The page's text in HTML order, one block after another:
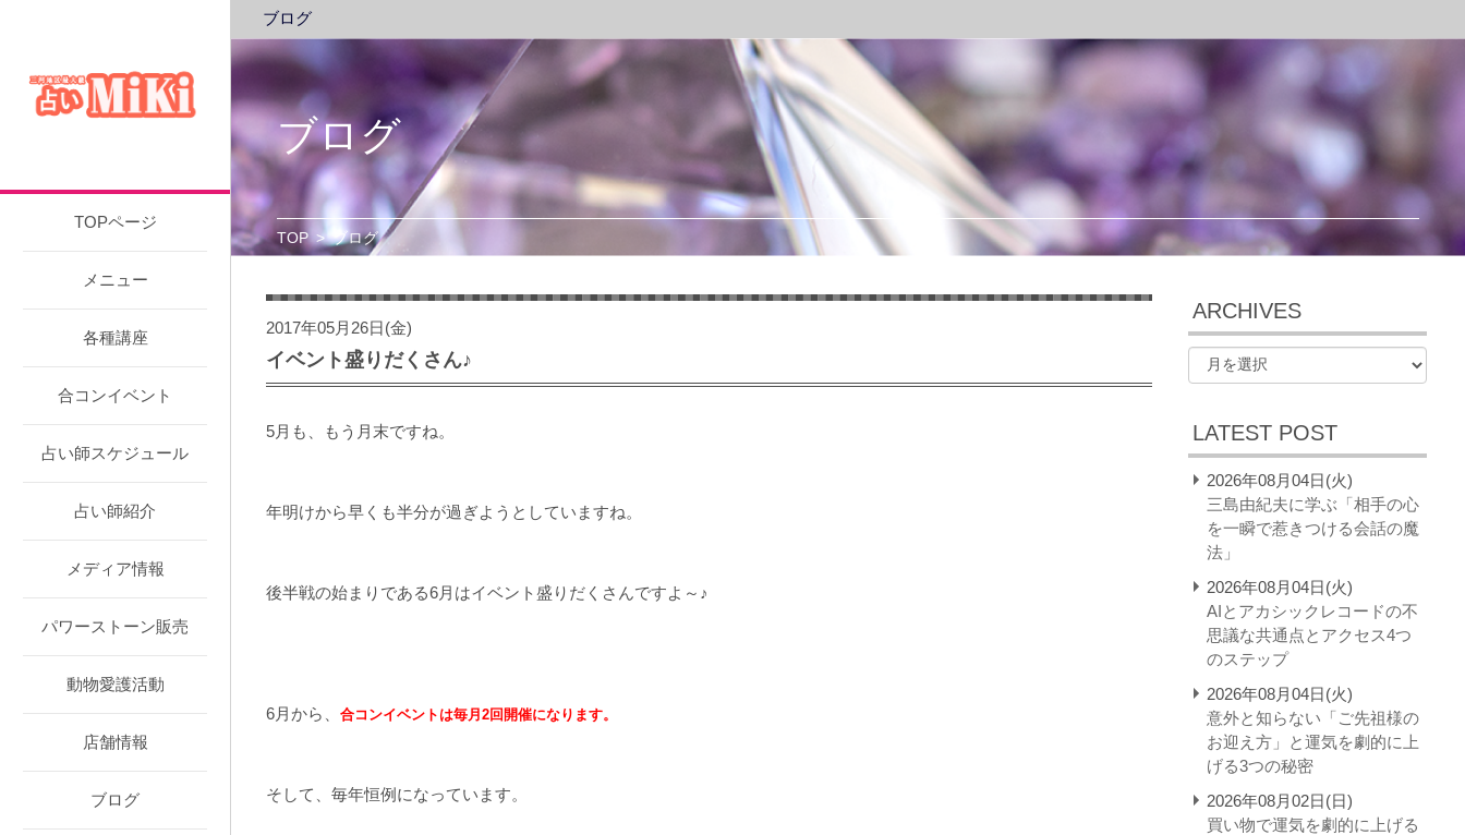
TOPページ
メニュー
各種講座
合コンイベント
占い師スケジュール
占い師紹介
メディア情報
パワーストーン販売
動物愛護活動
店舗情報
ブログ
ブログ
ブログ
TOP >ブログ
2017年05月26日(金)
イベント盛りだくさん♪
5月も、もう月末ですね。
年明けから早くも半分が過ぎようとしていますね。
後半戦の始まりである6月はイベント盛りだくさんですよ～♪
6月から、合コンイベントは毎月2回開催になります。
そして、毎年恒例になっています。
ARCHIVES
LATEST POST
2026年08月04日(火)
三島由紀夫に学ぶ「相手の心
を一瞬で惹きつける会話の魔
法」
2026年08月04日(火)
AIとアカシックレコードの不
思議な共通点とアクセス4つ
のステップ
2026年08月04日(火)
意外と知らない「ご先祖様の
お迎え方」と運気を劇的に上
げる3つの秘密
2026年08月02日(日)
買い物で運気を劇的に上げる